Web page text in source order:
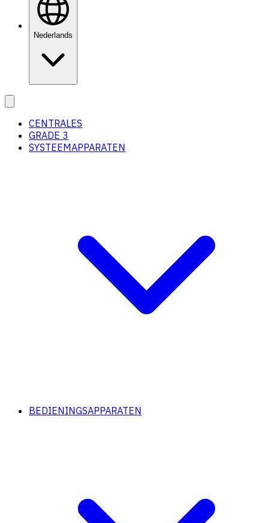
Nederlands
CENTRALES
GRADE 3
SYSTEEMAPPARATEN
BEDIENINGSAPPARATEN